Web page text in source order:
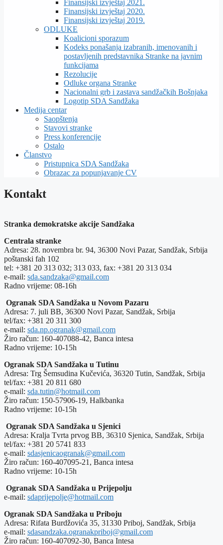
Finansijski izvještaj 2021.
Finansijski izvještaj 2020.
Finansijski izvještaj 2019.
ODLUKE
Koalicioni sporazum
Kodeks ponašanja izabranih, imenovanih i
postavljenih predstavnika Stranke na javnim
funkcijama
Rezolucije
Odluke organa Stranke
Nacionalni grb i zastava sandžačkih Bošnjaka
Logotip SDA Sandžaka
Medija centar
Saopštenja
Stavovi stranke
Press konferencije
Ostalo
Članstvo
Pristupnica SDA Sandžaka
Obrazac za popunjavanje CV
Kontakt
Stranka demokratske akcije Sandžaka
Centrala stranke
Adresa: 28. novembra br. 94, 36300 Novi Pazar, Sandžak, Srbija
poštanski fah 102
tel: +381 20 313 032; 313 033, fax: +381 20 313 034
e-mail: sda.sandzaka@gmail.com
Radno vrijeme: 08-16h
Ogranak SDA Sandžaka u Novom Pazaru
Adresa: 7. juli BB, 36300 Novi Pazar, Sandžak, Srbija
tel/fax: +381 20 311 300
e-mail: sda.np.ogranak@gmail.com
Žiro račun: 160-407088-42, Banca intesa
Radno vrijeme: 10-15h
Ogranak SDA Sandžaka u Tutinu
Adresa: Trg Šemsudina Kučevića, 36320 Tutin, Sandžak, Srbija
tel/fax: +381 20 811 680
e-mail: sda.tutin@hotmail.com
Žiro račun: 150-57906-19, Halkbanka
Radno vrijeme: 10-15h
Ogranak SDA Sandžaka u Sjenici
Adresa: Kralja Tvrta prvog BB, 36310 Sjenica, Sandžak, Srbija
tel/fax: +381 20 5741 833
e-mail: sdasjenicaogranak@gmail.com
Žiro račun: 160-407095-21, Banca intesa
Radno vrijeme: 10-15h
Ogranak SDA Sandžaka u Prijepolju
e-mail: sdaprijepolje@hotmail.com
Ogranak SDA Sandžaka u Priboju
Adresa: Rifata Burdžovića 35, 31330 Priboj, Sandžak, Srbija
e-mail: sdasandzaka.ogranakpriboj@gmail.com
Žiro račun: 160-407092-30, Banca Intesa